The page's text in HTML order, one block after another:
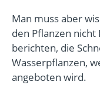
Man muss aber
den Pflanzen
berichten, die
Wasserpflanzen,
angeboten wird.